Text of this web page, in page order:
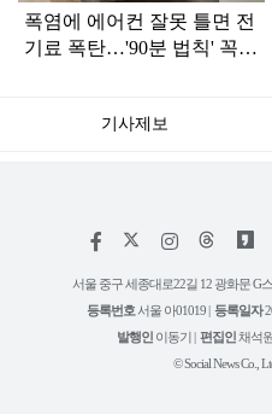
폭염에 에어컨 잘못 틀면 전
기료 폭탄…'90분 법칙' 꼭
기사제보
페
스
인
타
램
서울 중구 세종대로22길 12 광화문 G
등록번호 서울 아01019 | 등록일자
발행인 이동기 | 편집인채석
© Social News Co.,